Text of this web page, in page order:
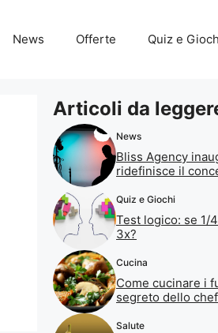
News Offerte Quiz e
Articoli da
News
Bliss Agency
ridefinisce il
Quiz e Giochi
Test logico: se 1/
3x?
Cucina
Come cucinare i
segreto dello chef
Salute